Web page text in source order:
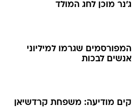
ג'נר מוכן לחג המולד
המפורסמים שגרמו למיליוני
אנשים לבכות
קים מודיעה: משפחת קרדשיאן